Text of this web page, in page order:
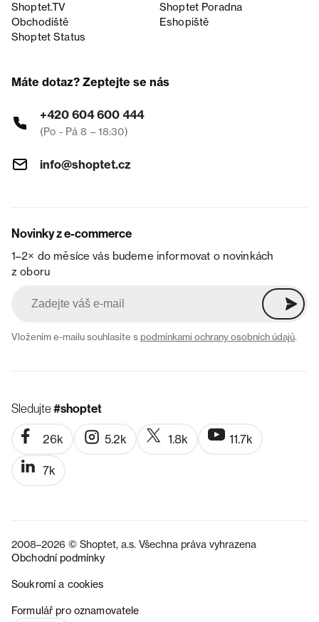
Shoptet.TV
Shoptet Poradna
Obchodiště
Eshopiště
Shoptet Status
Máte dotaz? Zeptejte se nás
+420 604 600 444
(Po - Pá 8 – 18:30)
info@shoptet.cz
Novinky z e-commerce
1–2× do měsíce vás budeme informovat o novinkách
z oboru
Vložením e-mailu souhlasíte spodmínkami ochrany osobních údajů.
Sledujte#shoptet
26k 5.2k 1.8k 11.7k
7k
2008–2026 © Shoptet, a.s. Všechna práva vyhrazena
Obchodní podmínky
Soukromí a cookies
Formulář pro oznamovatele